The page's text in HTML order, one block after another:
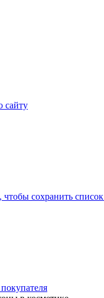
сайту
чтобы сохранить список